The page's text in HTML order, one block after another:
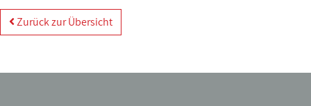
Zurück zur Übersicht